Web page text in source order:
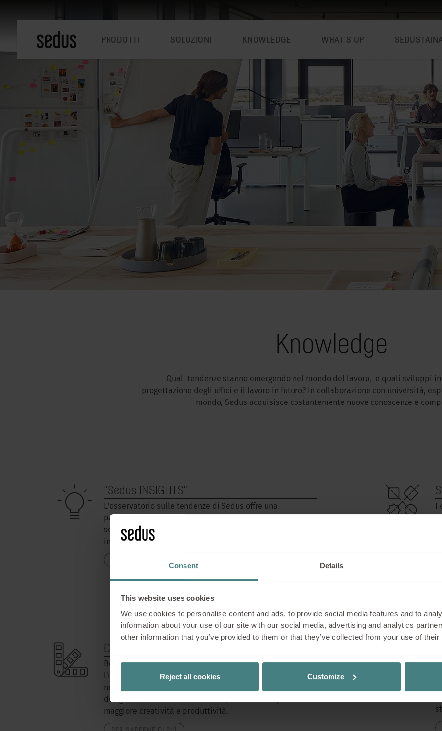
Consent Details
This website uses cookies
We use cookies to personalise content and ads, to provide social media features and to
information about your use of our site with our social media, advertising and analytics
other information that you’ve provided to them or that they’ve collected from your use of
Reject all cookies Customize
PRODOTTI SOLUZIONI KNOWLEDGE WHAT’S UP
Knowledge
Quali tendenze stanno emergendo nel mondo del lavoro, e quali sviluppi
progettazione degli uffici e il lavoro in futuro? In collaborazione con università,
mondo, Sedus acquisisce costantemente nuove conoscenze e
"Sedus INSIGHTS"
L’osservatorio sulle tendenze di Sedus offre una
panoramica dei nuovi andamenti che interessano la
società, il mondo del lavoro e l’ambiente ufficio, fornendo
input per nuovi sviluppi e fungendo da ispirazione.
Colori
Benvenuti nel mondo del colore e del design creativo per
l'ufficio. Il mondo del lavoro non è fatto solo di bianco e
nero. Un'interazione armoniosa di mobili per ufficio e
design a colori crea un'atmosfera piacevole e ispira
maggiore creatività e produttività.
Il